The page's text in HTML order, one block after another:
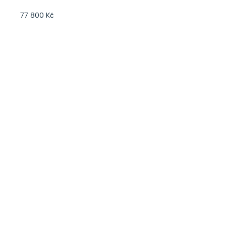
77 800 Kč